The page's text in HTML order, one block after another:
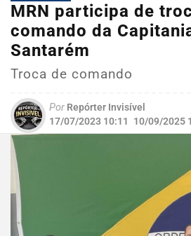
MRN participa de
comando da
Santarém
Troca de comando
Por Repórter Invisível
17/07/2023 10:11 10/09/2025